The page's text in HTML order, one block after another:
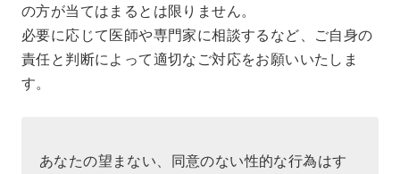
の方が当てはまるとは限りません。
必要に応じて医師や専門家に相談するなど、ご自身の
責任と判断によって適切なご対応をお願いいたしま
す。
あなたの望まない、同意のない性的な行為はす